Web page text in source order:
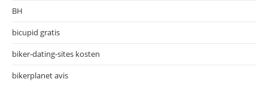
BH
bicupid gratis
biker-dating-sites kosten
bikerplanet avis